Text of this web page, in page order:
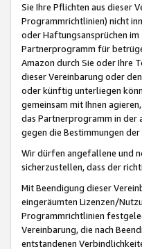
Sie Ihre Pflichten aus dieser
Programmrichtlinien) nicht
oder Haftungsansprüchen
Partnerprogramm für
Amazon durch Sie oder Ihre
dieser Vereinbarung oder
oder künftig unterliegen
gemeinsam mit Ihnen
das Partnerprogramm in der
gegen die Bestimmungen
Wir dürfen angefallene und
sicherzustellen, dass der
Mit Beendigung dieser
eingeräumten Lizenzen/
Programmrichtlinien
Vereinbarung, die nach
entstandenen